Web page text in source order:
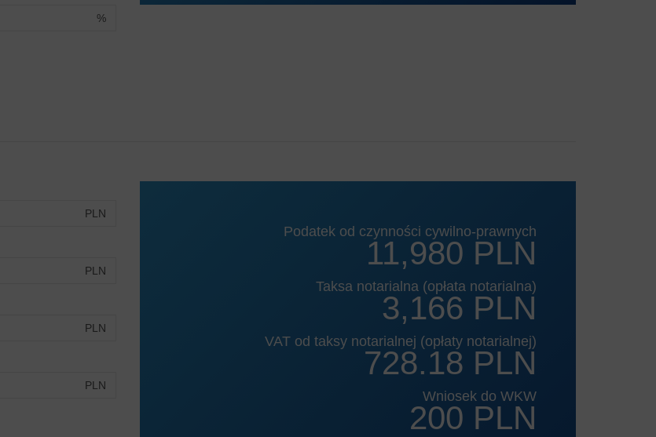
%
PLN
PLN
PLN
PLN
Podatek od czynności cywilno-prawnych
11,980 PLN
Taksa notarialna (opłata notarialna)
3,166 PLN
VAT od taksy notarialnej (opłaty notarialnej)
728.18 PLN
Wniosek do WKW
200 PLN